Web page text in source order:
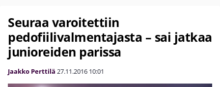
Seuraa varoitettiin
pedofiilivalmentajasta – sai jatkaa
junioreiden parissa
Jaakko Perttilä 27.11.2016 10:01